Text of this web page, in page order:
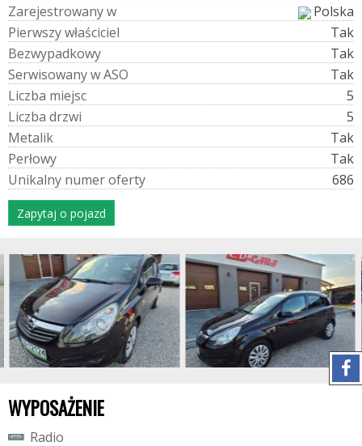
Zarejestrowanyw
Polska
Pierwszywłaściciel
Tak
Bezwypadkowy
Tak
SerwisowanywASO
Tak
Liczba miejsc
5
Liczba drzwi
5
Metalik
Tak
Perłowy
Tak
Unikalny numeroferty 686
Zapytaj o pojazd
WYPOSAŻENIE
Radio